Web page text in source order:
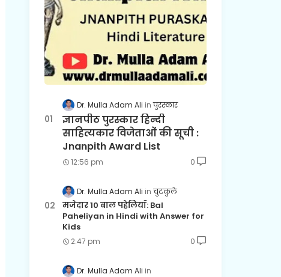
Dr. Mulla Adam Ali पुरस्कार
ज्ञानपीठ पुरस्कार हिन्दी
साहित्यकार विजेताओं की सूची :
Jnanpith Award List
12:56 pm 0
Dr. Mulla Adam Ali चुटकुले
मजेदार 10 बाल पहेलियाँ: Bal
Paheliyan in Hindi with Answer for
Kids
2:47 pm 0
Dr. Mulla Adam Ali